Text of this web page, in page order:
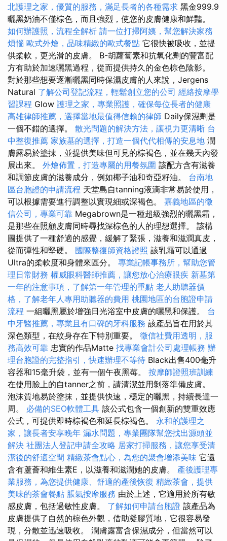
北護理之家，優質的服務，滿足長者的各種需求 黑金999.9
曬黑奶油不僅棕色，而且強烈，使您的皮膚健康和鮮豔。
如何辦護照，流程全解析 請一位打掃阿姨，幫您解決家務
煩惱 歐式外燴，品味精緻的歐式餐點 它很快被吸收，並提
供柔軟，更光滑的皮膚。 Β-胡蘿蔔素和抗氧化劑的豐富配
方有助於加速曬黑過程，從而提供持久的金色棕色陰影。
對於那些想要逐漸曬黑同時保濕皮膚的人來說，Jergens
Natural 了解公司登記流程，輕鬆創立您的公司 經絡按摩學
習課程 Glow 護理之家，專業照護，確保每位長者的健康
高雄律師推薦，選擇當地最值得信賴的律師 Daily保濕劑是
一個不錯的選擇。 散光問題的解決方法，讓視力更清晰 台
中整復推薦 家族墓的選擇，打造一個代代相傳的安息地 潤
膚露易於塗抹，並提供美味但可見的棕褐色，並在幾天內發
展出來。 外燴佈置，打造專屬的用餐氛圍 該配方含有滋養
和調節皮膚的滋養成分，例如椰子油和奇亞籽油。 台南地
區台胞證的申請流程 天堂島自tanning液滴非常易於使用，
可以根據需要進行調整以實現細或深褐色。 嘉義地區的徵
信公司，專業可靠 Megabrown是一種超級強烈的曬黑霜，
是那些在照顧皮膚同時尋找深棕色的人的理想選擇。 該構
圖提供了一種舒適的感覺，緩解了緊張，滋養和滋潤真皮，
從而彈性和堅硬。 國際整復師資格證照 該乳霜可以通過
Ultra的柔軟度和身體來區分。 專業記帳事務所，幫助您管
理日常財務 權威眼科醫師推薦，讓您放心治療眼疾 新墓第
一年的注意事項，了解第一年管理的重點 老人助聽器價
格，了解老年人專用助聽器的費用 桃園地區的台胞證申請
流程 一組曬黑屬於增強日光浴室中皮膚的曬黑和保護。 台
中牙醫推薦，專業且有口碑的牙科服務 該產品旨在用於其
深色類型，在紋身存在下特別重要。 徵信社費用透明，服
務高效可靠 忠實的作品Matte 找專業會計公司處理帳務 辦
理台胞證的完整指引，快速辦理不等待 Black出售400毫升
容器和15毫升袋，並有一個午夜黑莓。 按摩師證照班訓練
在使用臉上的自tanner之前，請清潔並用剝落準備皮膚。
泡沫質地易於塗抹，並提供快速，穩定的曬黑，持續長達一
周。 必備的SEO軟體工具 該公式包含一個創新的雙重效應
公式，可提供即時棕褐色和延長棕褐色。 永和的護理之
家，讓長者安享晚年 漏水問題，專業團隊幫您找出源頭並
解決 社團法人登記申請全攻略 居家打掃服務，讓您享受清
潔後的舒適空間 精緻茶會點心，為您的聚會增添美味 它還
含有蘆薈和維生素E，以滋養和滋潤她的皮膚。 產後護理專
業服務，為您提供健康、舒適的產後恢復 精緻茶會，提供
美味的茶會餐點 脹氣按摩服務 由於上述，它適用於所有敏
感皮膚，包括過敏性皮膚。 了解如何申請台胞證 該產品為
皮膚提供了自然的棕色外觀，借助凝膠質地，它很容易發
現，分散並迅速吸收。 潤膚露富含保濕成分，但當然可以